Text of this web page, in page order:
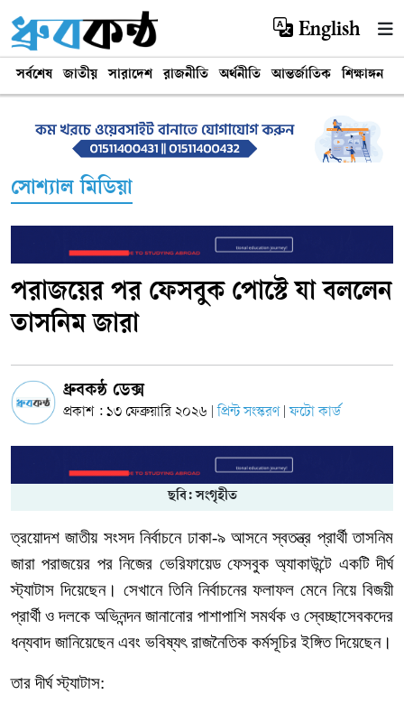
English
সর্বশেষ জাতীয় সারাদেশ রাজনীতি অর্থনীতি আন্তর্জাতিক শিক্ষাঙ্গন
সোশ্যাল মিডিয়া
পরাজয়ের পর ফেসবুক পোস্টে যা বললেন
তাসনিম জারা
ধ্রুবকন্ঠ ডেক্স
প্রকাশ : ১৩ ফেব্রুয়ারি ২০২৬ প্রিন্ট সংস্করণ ফটো কার্ড
ছবি: সংগৃহীত
ত্রয়োদশ জাতীয় সংসদ নির্বাচনে ঢাকা-৯ আসনে স্বতন্ত্র প্রার্থী তাসনিম
জারা পরাজয়ের পর নিজের ভেরিফায়েড ফেসবুক অ্যাকাউন্টে একটি দীর্ঘ
স্ট্যাটাস দিয়েছেন। সেখানে তিনি নির্বাচনের ফলাফল মেনে নিয়ে বিজয়ী
প্রার্থী ও দলকে অভিনন্দন জানানোর পাশাপাশি সমর্থক ও স্বেচ্ছাসেবকদের
ধন্যবাদ জানিয়েছেন এবং ভবিষ্যৎ রাজনৈতিক কর্মসূচির ইঙ্গিত দিয়েছেন।
তার দীর্ঘ স্ট্যাটাস: